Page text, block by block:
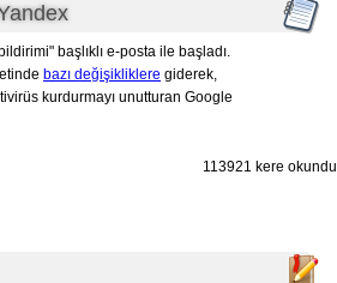
başlıklı e-posta ile başladı.
bazı değişikliklere giderek,
kurdurmayı unutturan Google
113921 kere okundu